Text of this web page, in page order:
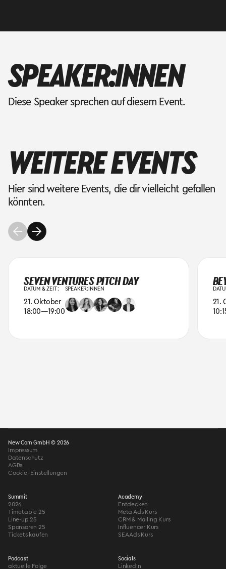
SPEAKER:INNEN
Diese Speaker sprechen auf diesem Event.
WEITERE EVENTS
Hier sind weitere Events, die dir vielleicht gefallen
könnten.
SEVEN VENTURES PITCH DAY
DATUM & ZEIT :
21. Oktober
18:00—19:00
SPEAKER:INNEN
21.
New Com GmbH © 2026
Impressum
Datenschutz
AGBs
Cookie–Einstellungen
Summit
2026
Timetable 25
Line-up 25
Sponsoren 25
Tickets kaufen
Academy
Entdecken
Meta Ads Kurs
CRM & Mailing Kurs
Influencer Kurs
SEA Ads Kurs
Podcast
aktuelle Folge
Socials
LinkedIn